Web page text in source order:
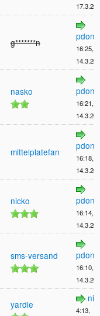
g*******n
16:25,
nasko
16:21,
mittelplatefan
16:18,
nicko
16:14,
sms-versand
16:10,
yardie
4:13,